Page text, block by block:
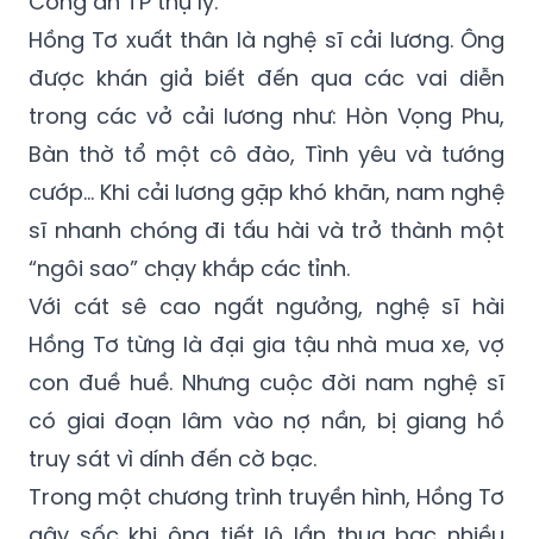
được khán giả biết đến qua các vai diễn
trong các vở cải lương như: Hòn Vọng Phu,
Bàn thờ tổ một cô đào, Tình yêu và tướng
cướp... Khi cải lương gặp khó khăn, nam nghệ
sĩ nhanh chóng đi tấu hài và trở thành một
“ngôi sao” chạy khắp các tỉnh.
Với cát sê cao ngất ngưởng, nghệ sĩ hài
Hồng Tơ từng là đại gia tậu nhà mua xe, vợ
con đuề huề. Nhưng cuộc đời nam nghệ sĩ
có giai đoạn lâm vào nợ nần, bị giang hồ
truy sát vì dính đến cờ bạc.
Trong một chương trình truyền hình, Hồng Tơ
gây sốc khi ông tiết lộ lần thua bạc nhiều
nhất lên tới hơn 100.000 USD. "Một lần cá độ,